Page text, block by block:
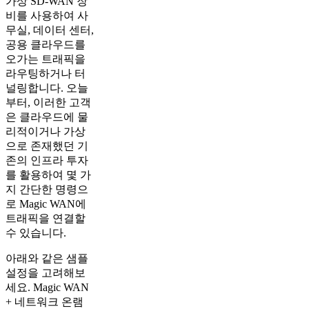
비를 사용하여 사
무실, 데이터 센터,
공용 클라우드를
오가는 트래픽을
라우팅하거나 터
널링합니다. 오늘
부터, 이러한 고객
은 클라우드에 물
리적이거나 가상
으로 존재했던 기
존의 인프라 투자
를 활용하여 몇 가
지 간단한 명령으
로 Magic WAN에
트래픽을 연결할
수 있습니다.
아래와 같은 샘플
설정을 고려해보
세요. Magic WAN
+ 네트워크 온램